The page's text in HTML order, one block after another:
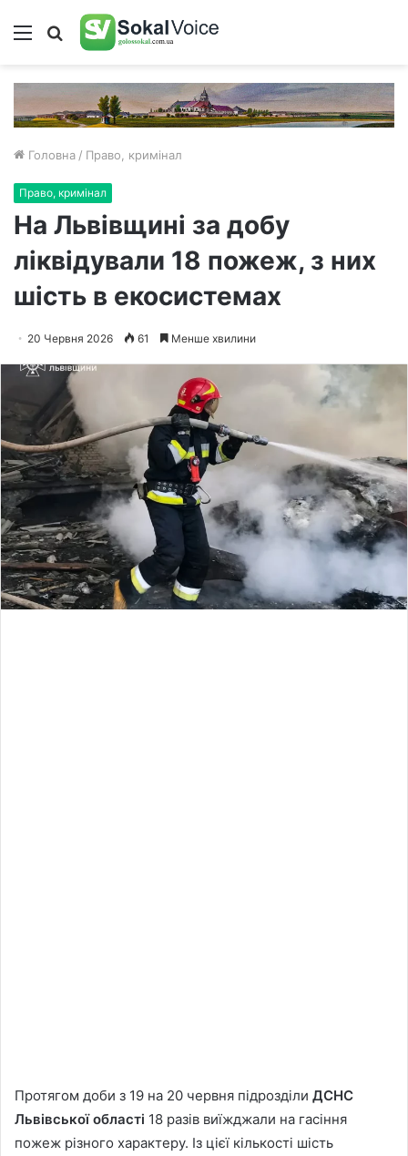
Меню Пошук
Головна / Право, кримінал
Право, кримінал
На Львівщині за добу
ліквідували 18 пожеж, з них
шість в екосистемах
20 Червня 2026 61 Менше хвилини
Протягом доби з 19 на 20 червня підрозділи ДСНС
Львівської області 18 разів виїжджали на гасіння
пожеж різного характеру. Із цієї кількості шість